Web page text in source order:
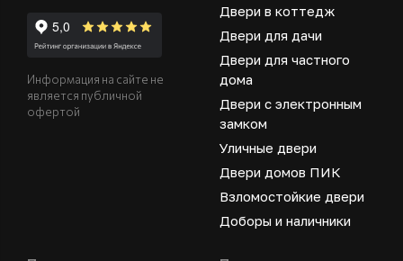
Информация на сайте не
является публичной
офертой
Двери в коттедж
Двери для дачи
Двери для частного
дома
Двери с электронным
замком
Уличные двери
Двери домов ПИК
Взломостойкие двери
Доборы и наличники